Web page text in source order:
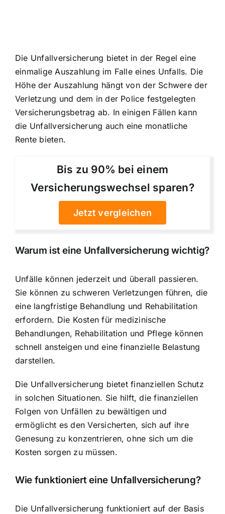
Die Unfallversicherung bietet in der Regel eine
einmalige Auszahlung im Falle eines Unfalls. Die
Höhe der Auszahlung hängt von der Schwere der
Verletzung und dem in der Police festgelegten
Versicherungsbetrag ab. In einigen Fällen kann
die Unfallversicherung auch eine monatliche
Rente bieten.
Bis zu 90% bei einem
Versicherungswechsel sparen?
Jetzt vergleichen
Warum ist eine Unfallversicherung wichtig?
Unfälle können jederzeit und überall passieren.
Sie können zu schweren Verletzungen führen, die
eine langfristige Behandlung und Rehabilitation
erfordern. Die Kosten für medizinische
Behandlungen, Rehabilitation und Pflege können
schnell ansteigen und eine finanzielle Belastung
darstellen.
Die Unfallversicherung bietet finanziellen Schutz
in solchen Situationen. Sie hilft, die finanziellen
Folgen von Unfällen zu bewältigen und
ermöglicht es den Versicherten, sich auf ihre
Genesung zu konzentrieren, ohne sich um die
Kosten sorgen zu müssen.
Wie funktioniert eine Unfallversicherung?
Die Unfallversicherung funktioniert auf der Basis